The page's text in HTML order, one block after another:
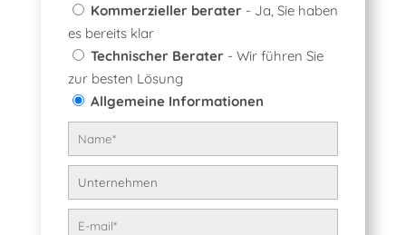
Kommerzieller berater - Ja, Sie haben
es bereits klar
Technischer Berater - Wir führen Sie
zur besten Lösung
Allgemeine Informationen